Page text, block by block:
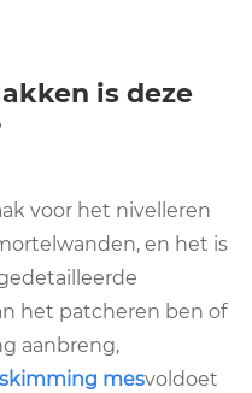
is deze
voor het nivelleren
en het is
het patcheren ben of
aanbreng,
mesvoldoet